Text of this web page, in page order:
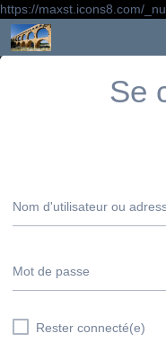
https://maxst.icons8.com/
Technologie
Se
Nom d'utilisateur ou
Mot de passe
Rester connecté(e)